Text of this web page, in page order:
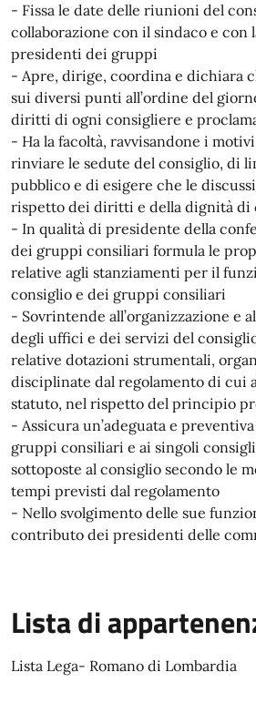
- Fissa le date delle riunioni del
collaborazione con il sindaco e con
presidenti dei gruppi
- Apre, dirige, coordina e dichiara
sui diversi punti all’ordine del
diritti di ogni consigliere e
- Ha la facoltà, ravvisandone i
rinviare le sedute del consiglio, di
pubblico e di esigere che le
rispetto dei diritti e della dignità di
- In qualità di presidente della
dei gruppi consiliari formula le
relative agli stanziamenti per il
consiglio e dei gruppi consiliari
- Sovrintende all’organizzazione e
degli uffici e dei servizi del
relative dotazioni strumentali,
disciplinate dal regolamento di cui
statuto, nel rispetto del principio
- Assicura un’adeguata e
gruppi consiliari e ai singoli
sottoposte al consiglio secondo le
tempi previsti dal regolamento
- Nello svolgimento delle sue
contributo dei presidenti delle
Lista di
Lista Lega- Romano di Lombardia